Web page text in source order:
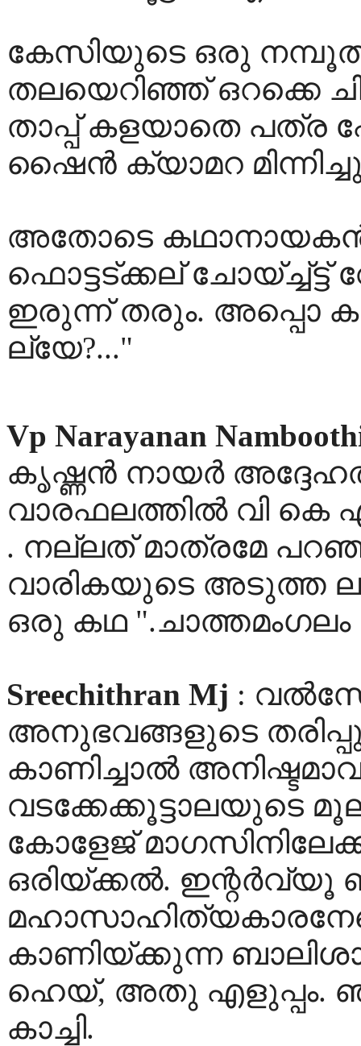
കേസിയുടെ ഒരു
തലയെറിഞ്ഞ് ഒറക്കെ
താപ്പ് കളയാതെ പത്ര
ഷൈന്‍ ക്യാമറ
അതോടെ കഥാനായകന്‍
ഫൊട്ടട്ക്കല് ചോയ്ച്ച്ട്ട്
ഇരുന്ന് തരും. അപ്പൊ
ല്യേ?..."
Vp Narayanan
കൃഷ്ണന്‍ നായര്‍
വാരഫലത്തില്‍ വി കെ
. നല്ലത് മാത്രമേ
വാരികയുടെ അടുത്ത
ഒരു കഥ ".ചാത്തമംഗലം
Sreechithran Mj :
അനുഭവങ്ങളുടെ
കാണിച്ചാൽ
വടക്കേക്കൂട്ടാലയുടെ
കോളേജ്
ഒരിയ്ക്കൽ. ഇന്റർവ്യൂ
കാണിയ്ക്കുന്ന
ഹെയ്, അതു എളുപ്പം.
കാച്ചി.